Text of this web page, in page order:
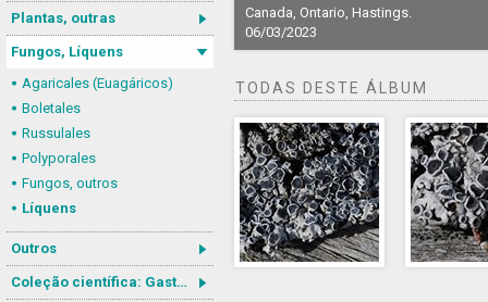
Plantas, outras
Fungos, Líquens
Agaricales (Euagáricos)
Boletales
Russulales
Polyporales
Fungos, outros
Líquens
Outros
Coleção científica: Gastrotricha
Canada, Ontario, Hastings.
06/03/2023
TODAS DESTE ÁLBUM